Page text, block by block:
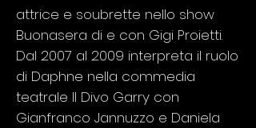
attrice e soubrette nello show
Buonasera di e con Gigi Proietti.
Dal 2007 al 2009 interpreta il ruolo
di Daphne nella commedia
teatrale Il Divo Garry con
Gianfranco Jannuzzo e Daniela